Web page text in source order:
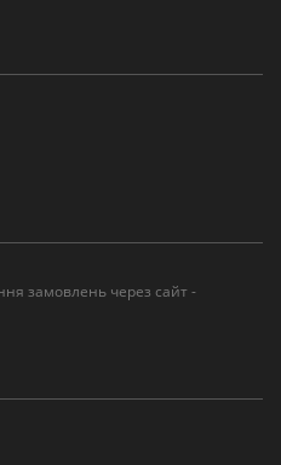
замовлень через сайт -